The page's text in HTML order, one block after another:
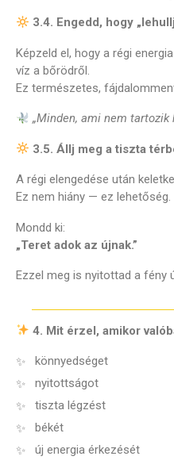
3.4. Engedd, hogy
Képzeld el, hogy a régi
víz a bőrödről.
Ez természetes,
„Minden, ami nem tartozik
3.5. Állj meg a tiszta
A régi elengedése után
Ez nem hiány — ez lehetőség.
Mondd ki:
„Teret adok az újnak.”
Ezzel meg is nyitottad a fény
4. Mit érzel, amikor
könnyedséget
nyitottságot
tiszta légzést
békét
új energia érkezését